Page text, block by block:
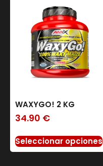
WAXYGO! 2 KG
34.90 €
Seleccionar opciones